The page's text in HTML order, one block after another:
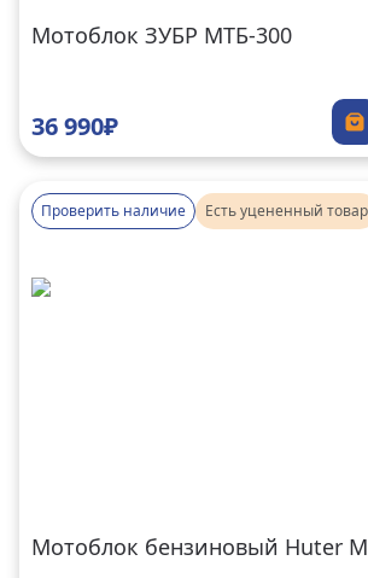
Мотоблок ЗУБР МТБ-300
36 990₽
Проверить наличие Есть уцененный товар
Мотоблок бензиновый Huter